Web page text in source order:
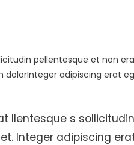
pellentesque et non
adipiscing erat
llentesque s sollicitudin
Integer adipiscing